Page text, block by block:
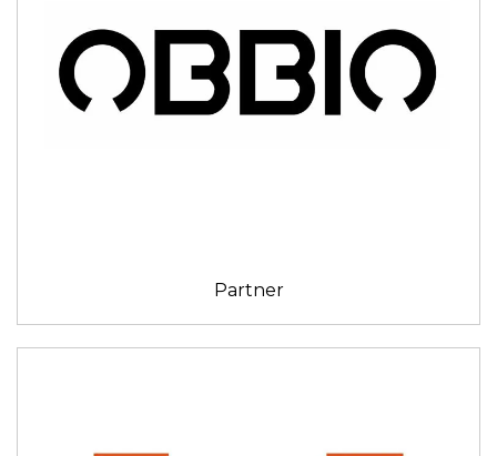
Partner